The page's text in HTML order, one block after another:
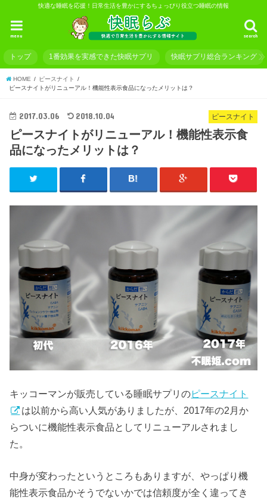
快適な睡眠を応援！日常生活を豊かにするちょっぴり役立つ睡眠の情報
search
menu
トップ 1番効果を実感できた快眠サプリ 快眠サプリ総合ランキング
HOME
ピースナイト
ピースナイトがリニューアル！機能性表示食品になったメリットは？
ピースナイト
2017.03.06 2018.10.04
ピースナイトがリニューアル！機能性表示食
品になったメリットは？
キッコーマンが販売している睡眠サプリのピースナイト
は以前から高い人気がありましたが、2017年の2月か
らついに機能性表示食品としてリニューアルされまし
た。
中身が変わったというところもありますが、やっぱり機
能性表示食品かそうでないかでは信頼度が全く違ってき